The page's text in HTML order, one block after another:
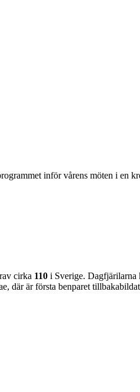
inför vårens möten i en
cirka 110 i Sverige. Dagfjärilarna
där är första benparet